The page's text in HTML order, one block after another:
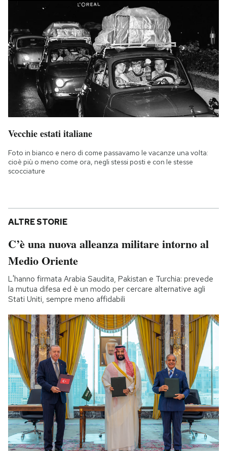
Vecchie estati italiane
Foto in bianco e nero di come passavamo le vacanze una volta:
cioè più o meno come ora, negli stessi posti e con le stesse
scocciature
ALTRE STORIE
C’è una nuova alleanza militare intorno al
Medio Oriente
L'hanno firmata Arabia Saudita, Pakistan e Turchia: prevede
la mutua difesa ed è un modo per cercare alternative agli
Stati Uniti, sempre meno affidabili